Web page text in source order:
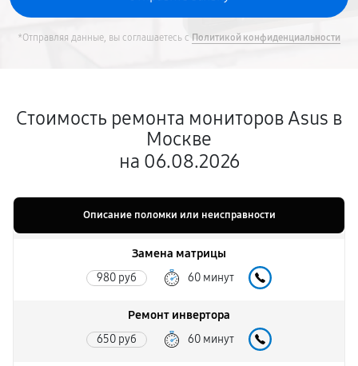
*Отправляя данные, вы соглашаетесь с Политикой конфиденциальности
Стоимость ремонта мониторов Asus в
Москве
на 06.08.2026
Описание поломки или неисправности
Замена матрицы
980 руб 60 минут
Ремонт инвертора
650 руб 60 минут